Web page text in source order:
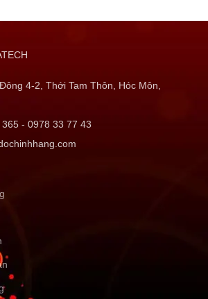
4-2, Thới Tam Thôn, Hóc Môn,
- 0978 33 77 43